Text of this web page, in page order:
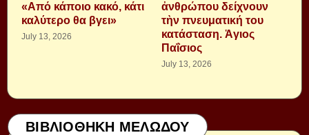
«Από κάποιο κακό, κάτι
καλύτερο θα βγει»
July 13, 2026
ἀνθρώπου δείχνουν
τὴν πνευματική του
κατάσταση. Ἁγιος
Παΐσιος
July 13, 2026
ΒΙΒΛΙΟΘΗΚΗ ΜΕΛΩΔΟΥ